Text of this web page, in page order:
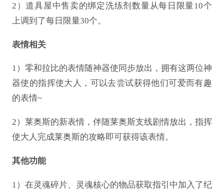
2）道具屋中售卖的绑定洗练剂数量从每日限量10个
上调到了每日限量30个。
表情相关
1）零和拉比的表情随神器使同步放出，拥有这两位神
器使的指挥使大人，可以去尝试获得他们可爱而有趣
的表情~
2）莱奥斯的新表情，伴随莱奥斯支线剧情放出，指挥
使大人完成莱奥斯的攻略即可获得该表情。
其他功能
1）在灵魂碎片、灵魂核心的物品获取指引中加入了纪